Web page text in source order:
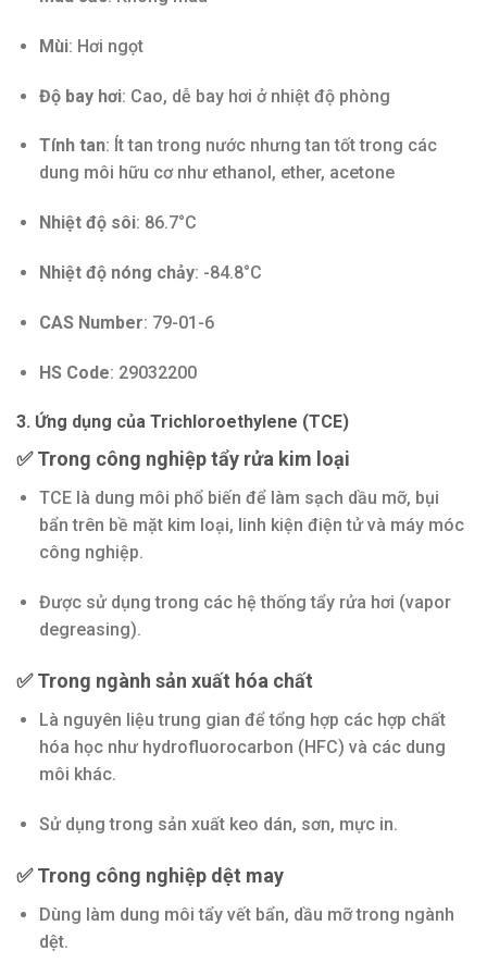
Mùi: Hơi ngọt
Độ bay hơi: Cao, dễ bay hơi ở nhiệt độ phòng
Tính tan: Ít tan trong nước nhưng tan tốt trong các
dung môi hữu cơ như ethanol, ether, acetone
Nhiệt độ sôi: 86.7°C
Nhiệt độ nóng chảy: -84.8°C
CAS Number: 79-01-6
HS Code: 29032200
3. Ứng dụng của Trichloroethylene (TCE)
✅ Trong công nghiệp tẩy rửa kim loại
TCE là dung môi phổ biến để làm sạch dầu mỡ, bụi
bẩn trên bề mặt kim loại, linh kiện điện tử và máy móc
công nghiệp.
Được sử dụng trong các hệ thống tẩy rửa hơi (vapor
degreasing).
✅ Trong ngành sản xuất hóa chất
Là nguyên liệu trung gian để tổng hợp các hợp chất
hóa học như hydrofluorocarbon (HFC) và các dung
môi khác.
Sử dụng trong sản xuất keo dán, sơn, mực in.
✅ Trong công nghiệp dệt may
Dùng làm dung môi tẩy vết bẩn, dầu mỡ trong ngành
dệt.